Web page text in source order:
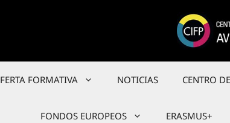
FORMATIVA NOTICIAS CENTRO
FONDOS EUROPEOS ERASMUS+